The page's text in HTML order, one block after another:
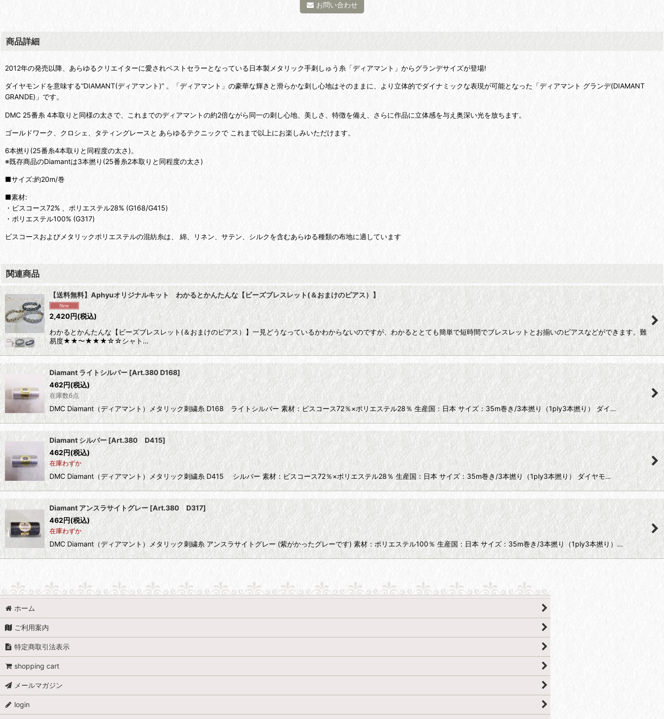
お問い合わせ
商品詳細
2012年の発売以降、あらゆるクリエイターに愛されベストセラーとなっている日本製メタリック手刺しゅう糸「ディアマント」からグランデサイズが登場!
ダイヤモンドを意味する“DIAMANT(ディアマント)” 。「ディアマント」の豪華な輝きと滑らかな刺し心地はそのままに、より立体的でダイナミックな表現が可能となった「ディアマント グランデ(DIAMANT
GRANDE)」です。
DMC 25番糸 4本取りと同様の太さで、これまでのディアマントの約2倍ながら同一の刺し心地、美しさ、特徴を備え、さらに作品に立体感を与え奥深い光を放ちます。
ゴールドワーク、クロシェ、タティングレースと あらゆるテクニックで これまで以上にお楽しみいただけます。
6本撚り(25番糸4本取りと同程度の太さ)。
※既存商品のDiamantは3本撚り(25番糸2本取りと同程度の太さ)
■サイズ:約20m/巻
■素材:
・ビスコース72% 、ポリエステル28% (G168/G415)
・ポリエステル100% (G317)
ビスコースおよびメタリックポリエステルの混紡糸は、 綿、リネン、サテン、シルクを含むあらゆる種類の布地に適しています
関連商品
【送料無料】Aphyuオリジナルキット わかるとかんたんな【ビーズブレスレット(＆おまけのピアス）】
2,420円(税込)
わかるとかんたんな【ビーズブレスレット(＆おまけのピアス）】一見どうなっているかわからないのですが、わかるととても簡単で短時間でブレスレットとお揃いのピアスなどができます。難
易度★★〜★★★☆☆シャト…
Diamant ライトシルバー[Art.380 D168]
462円(税込)
在庫数6点
DMC Diamant（ディアマント）メタリック刺繍糸 D168 ライトシルバー 素材：ビスコース72％×ポリエステル28％ 生産国：日本 サイズ：35m巻き/3本撚り（1ply3本撚り） ダイ…
Diamant シルバー[Art.380 D415]
462円(税込)
在庫わずか
DMC Diamant（ディアマント）メタリック刺繍糸 D415 シルバー 素材：ビスコース72％×ポリエステル28％ 生産国：日本 サイズ：35m巻き/3本撚り（1ply3本撚り） ダイヤモ…
Diamant アンスラサイトグレー[Art.380 D317]
462円(税込)
在庫わずか
DMC Diamant（ディアマント）メタリック刺繍糸 アンスラサイトグレー (紫がかったグレーです) 素材：ポリエステル100％ 生産国：日本 サイズ：35m巻き/3本撚り（1ply3本撚り）…
ホーム
ご利用案内
特定商取引法表示
shopping cart
メールマガジン
login